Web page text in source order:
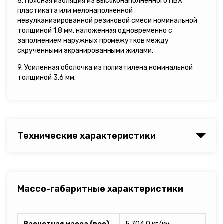
пластиката или мелонаполненной
невулканизированной резиновой смеси номинальной
толщиной 1,8 мм, наложенная одновременно с
заполнением наружных промежутков между
скрученными экранированными жилами.
9. Усиленная оболочка из полиэтилена номинальной
толщиной 3,6 мм.
Технические характеристики
Массо-габаритные характеристики